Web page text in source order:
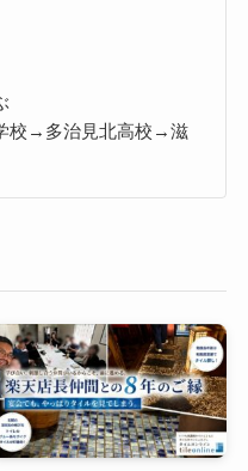
校→多治見北高校→滋